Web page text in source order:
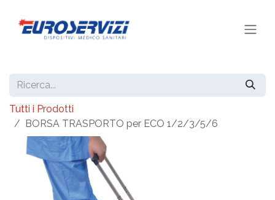
Tutti i Prodotti
BORSA TRASPORTO per ECO 1/2/3/5/6